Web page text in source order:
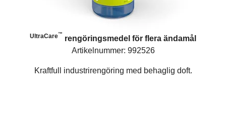
UltraCare™ rengöringsmedel för flera ändamål
Artikelnummer: 992526
Kraftfull industrirengöring med behaglig doft.